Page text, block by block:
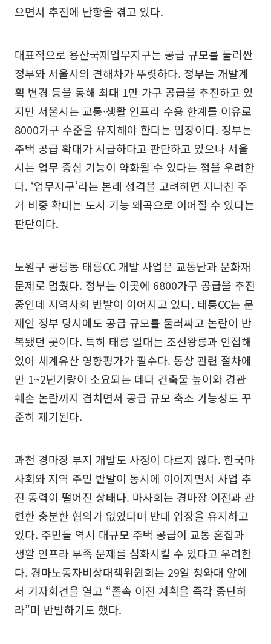
으면서 추진에 난항을 겪고 있다.
대표적으로 용산국제업무지구는 공급 규모를 둘러싼
정부와 서울시의 견해차가 뚜렷하다. 정부는 개발계
획 변경 등을 통해 최대 1만 가구 공급을 추진하고 있
지만 서울시는 교통·생활 인프라 수용 한계를 이유로
8000가구 수준을 유지해야 한다는 입장이다. 정부는
주택 공급 확대가 시급하다고 판단하고 있으나 서울
시는 업무 중심 기능이 약화될 수 있다는 점을 우려한
다. ‘업무지구’라는 본래 성격을 고려하면 지나친 주
거 비중 확대는 도시 기능 왜곡으로 이어질 수 있다는
판단이다.
노원구 공릉동 태릉CC 개발 사업은 교통난과 문화재
문제로 멈췄다. 정부는 이곳에 6800가구 공급을 추진
중인데 지역사회 반발이 이어지고 있다. 태릉CC는 문
재인 정부 당시에도 공급 규모를 둘러싸고 논란이 반
복됐던 곳이다. 특히 태릉 일대는 조선왕릉과 인접해
있어 세계유산 영향평가가 필수다. 통상 관련 절차에
만 1~2년가량이 소요되는 데다 건축물 높이와 경관
훼손 논란까지 겹치면서 공급 규모 축소 가능성도 꾸
준히 제기된다.
과천 경마장 부지 개발도 사정이 다르지 않다. 한국마
사회와 지역 주민 반발이 동시에 이어지면서 사업 추
진 동력이 떨어진 상태다. 마사회는 경마장 이전과 관
련한 충분한 협의가 없었다며 반대 입장을 유지하고
있다. 주민들 역시 대규모 주택 공급이 교통 혼잡과
생활 인프라 부족 문제를 심화시킬 수 있다고 우려한
다. 경마노동자비상대책위원회는 29일 청와대 앞에
서 기자회견을 열고 “졸속 이전 계획을 즉각 중단하
라”며 반발하기도 했다.